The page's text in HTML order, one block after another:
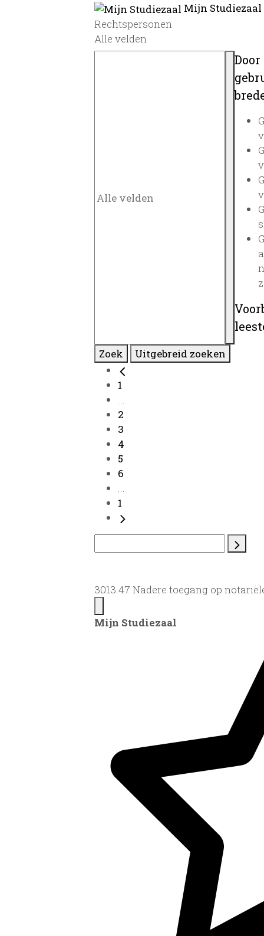
Mijn
Rechtspersonen
Alle velden
Zoek Uitgebreid zoeken
1
...
2
3
4
5
6
...
1
3013.47 Nadere toegang op
Mijn Studiezaal